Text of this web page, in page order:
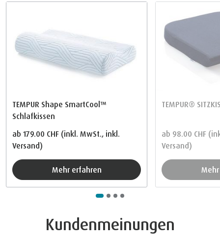
TEMPUR Shape SmartCool™
Schlafkissen
ab 179.00 CHF (inkl. MwSt., inkl.
Versand)
Mehr erfahren
TEMPUR®
ab 98.00 CHF
Versand)
Kundenmeinungen